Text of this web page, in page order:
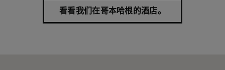
看看我们在哥本哈根的酒店。